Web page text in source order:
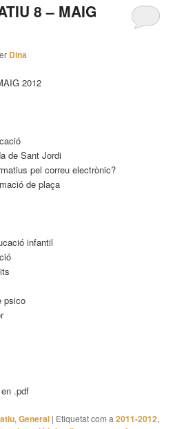
8 – MAIG
Dina
2012
de Sant Jordi
pel correu electrònic?
de plaça
infantil
psico
.pdf
,General | Etiquetat com a 2011-2012,